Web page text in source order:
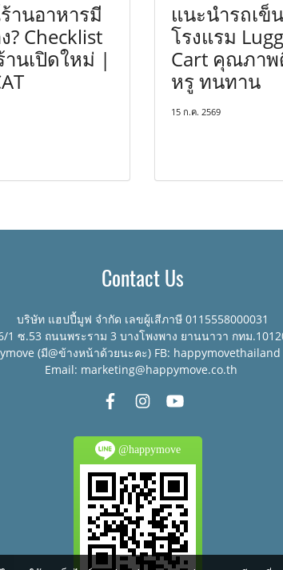
านอาหารมี
? Checklist
นเปิดใหม่ |
แนะนำรถเข็
โรงแรม
Cart คุณภาพ
หรู ทนทาน
15 ก.ค. 2569
Contact Us
บริษัท แฮปปี้มูฟ จำกัด เลขผู้เสีภาษี 0115558000031
1 ซ.53 ถนนพระราม 3 บางโพงพาง ยานนาวา กทม
(มี@ข้างหน้าด้วยนะคะ) FB:
Email: marketing@happymove.co.th
@happymove